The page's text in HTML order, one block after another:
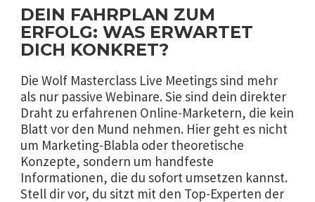
DEIN FAHRPLAN ZUM
ERFOLG: WAS ERWARTET
DICH KONKRET?
Die Wolf Masterclass Live Meetings sind mehr
als nur passive Webinare. Sie sind dein direkter
Draht zu erfahrenen Online-Marketern, die kein
Blatt vor den Mund nehmen. Hier geht es nicht
um Marketing-Blabla oder theoretische
Konzepte, sondern um handfeste
Informationen, die du sofort umsetzen kannst.
Stell dir vor, du sitzt mit den Top-Experten der